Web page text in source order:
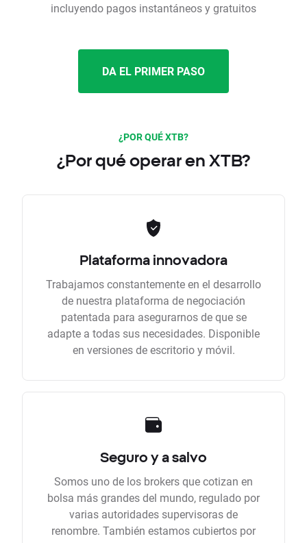
incluyendo pagos instantáneos y gratuitos
DA EL PRIMER PASO
¿POR QUÉ XTB?
¿Por qué operar en XTB?
Plataforma innovadora
Trabajamos constantemente en el desarrollo
de nuestra plataforma de negociación
patentada para asegurarnos de que se
adapte a todas sus necesidades. Disponible
en versiones de escritorio y móvil.
Seguro y a salvo
Somos uno de los brokers que cotizan en
bolsa más grandes del mundo, regulado por
varias autoridades supervisoras de
renombre. También estamos cubiertos por